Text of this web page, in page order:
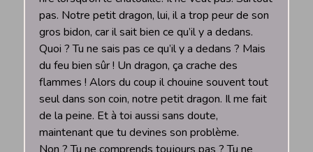
pas. Notre petit dragon, lui, il a trop peur de son
gros bidon, car il sait bien ce qu’il y a dedans.
Quoi ? Tu ne sais pas ce qu’il y a dedans ? Mais
du feu bien sûr ! Un dragon, ça crache des
flammes ! Alors du coup il chouine souvent tout
seul dans son coin, notre petit dragon. Il me fait
de la peine. Et à toi aussi sans doute,
maintenant que tu devines son problème.